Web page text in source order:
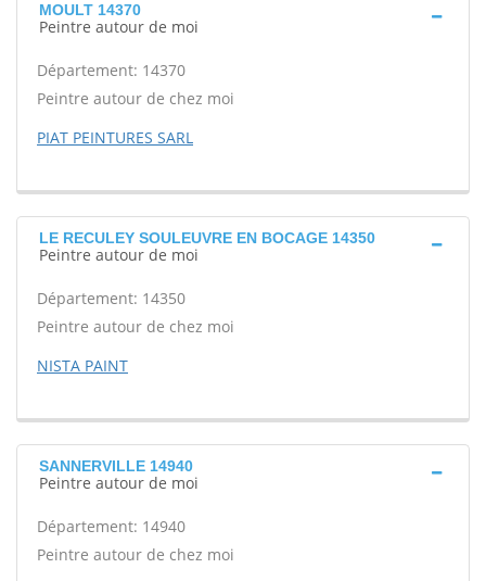
MOULT 14370
Peintre autour de moi
Département: 14370
Peintre autour de chez moi
PIAT PEINTURES SARL
LE RECULEY SOULEUVRE EN BOCAGE 14350
Peintre autour de moi
Département: 14350
Peintre autour de chez moi
NISTA PAINT
SANNERVILLE 14940
Peintre autour de moi
Département: 14940
Peintre autour de chez moi